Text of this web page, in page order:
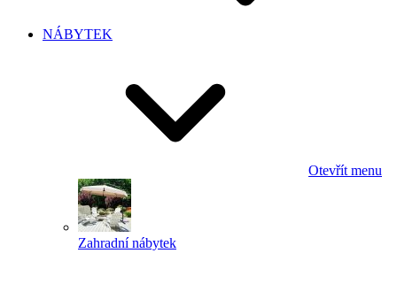
NÁBYTEK
Otevřít menu
Zahradní nábytek